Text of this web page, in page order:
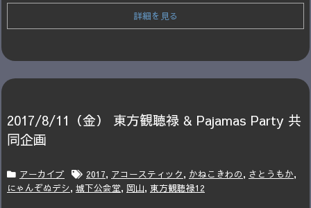
詳細を見る
2017/8/11（金） 東方観聴禄 & Pajamas Party 共
同企画
アーカイブ 2017, アコースティック, かねこきわの, さとうもか,
にゃんぞぬデシ, 城下公会堂, 岡山, 東方観聴禄12